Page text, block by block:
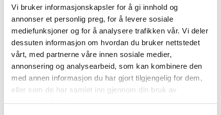
Vi bruker informasjonskapsler for å gi innhold og
annonser et personlig preg, for å levere sosiale
mediefunksjoner og for å analysere trafikken vår. Vi deler
dessuten informasjon om hvordan du bruker nettstedet
vårt, med partnerne våre innen sosiale medier,
annonsering og analysearbeid, som kan kombinere den
med annen informasjon du har gjort tilgjengelig for dem,
eller som de har samlet inn gjennom din bruk av
tjenestene deres.
museumsobjekter, inkludert nærmere 27 000 unike
kunstverk. I tillegg til den ekstraordinære samlingen
somEdvard Munchtestamenterte til Oslo
kommune i 1940, rommer museet også samlingene
til Rolf Stenersen, Amaldus Nielsen og Ludvig O.
Ravensberg.
Merom MUNCHssamling